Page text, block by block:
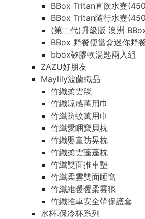
BBox Tritan直飲水壺
BBox Tritan隨行水壺
(第二代)升級版 澳洲
BBox 野餐便當盒迷你野
bbox矽膠軟湯匙兩入組
ZAZU好朋友
Maylily波蘭織品
竹纖柔雲毯
竹纖涼感萬用巾
竹纖防蚊萬用巾
竹纖愛睏寶貝枕
竹纖嬰童防晃枕
竹纖柔雲蓬蓬枕
竹纖雙面推車墊
竹纖柔雲雙面睡窩
竹纖維暖暖柔雲毯
竹纖推車安全帶保護套
水杯.保冷杯系列